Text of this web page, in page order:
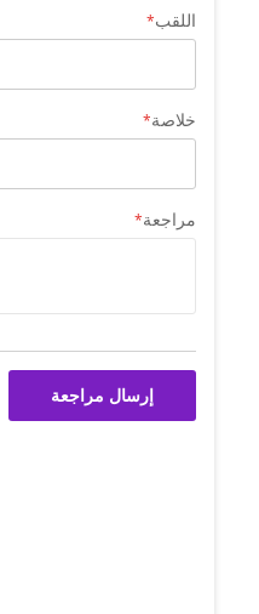
اللقب
خلاصة
مراجعة
إرسال مراجعة